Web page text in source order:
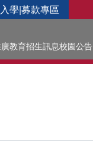
學|募款專區
教育招生訊息校園公告